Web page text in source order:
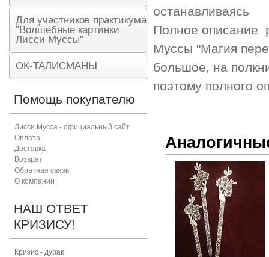
останавливаясь
Полное описание
Муссы "Магия
большое, на
поэтому полного
Для участников практикума
"Волшебные картинки
Лисси Муссы"
ОК-ТАЛИСМАНЫ
Помощь покупателю
Лисси Мусса - официальный сайт
Оплата
Доставка
Возврат
Обратная связь
О компании
НАШ ОТВЕТ
КРИЗИСУ!
Кризис - дурак